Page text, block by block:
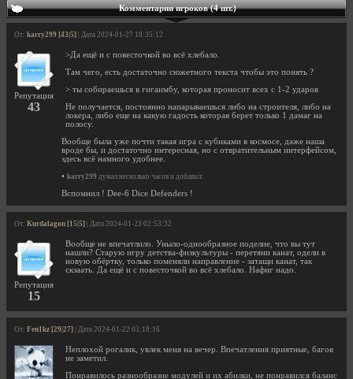
Комментарии игроков (4 шт.)
От: karry299 [43|5] | Дата 2024-01-27 18:35:12
Репутация
43
>Да ещё и с повесточкой во всё хлебало.
Там чего, есть достаточно сюжетного текста чтобы это понять ?
> ты собираешься в гигаимбу, которая проносит всех с 1-2 ударов
Не получается, постоянно напарываешься либо на строителя, либо на
локера, либо еще на какую гадость которая берет только 1 дамаг на
полосу.
Вообще была уже почти такая игра с кубиками в космосе, даже наша
вроде бы, и достаточно интересная, но с отвратительным интерфейсом,
здесь всё намного удобнее.
• karry299 думал несколько часов и добавил:
Вспомнил ! Dee-6 Dice Defenders !
От: Kurdalagon [15|5] | Дата 2024-01-23 02:53:32
Репутация
15
Вообще не впечатлило. Уныло-однообразное поделие, что вы тут
нашли? Старую игру детства-физкультуры - перетяни канат, одели в
новую обёртку, только поменяли направление - затащи канат, так
скзаать. Да ещё и с повесточкой во всё хлебало. Нафиг надо.
От: Fen1kz [29|27] | Дата 2024-01-22 03:18:16
Неплохой рогалик, увлек меня на вечер. Впечатления приятные, багов
не заметил.
Понравилось разнообразие модулей и их абилки, не понравился баланс